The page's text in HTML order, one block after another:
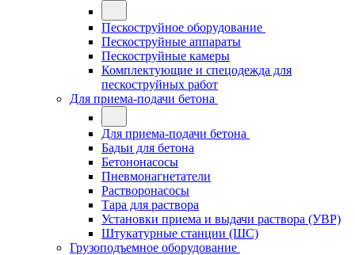
Пескоструйное оборудование
Пескоструйные аппараты
Пескоструйные камеры
Комплектующие и спецодежда для
пескоструйных работ
Для приема-подачи бетона
Для приема-подачи бетона
Бадьи для бетона
Бетононасосы
Пневмонагнетатели
Растворонасосы
Тара для раствора
Установки приема и выдачи раствора (УВР)
Штукатурные станции (ШС)
Грузоподъемное оборудование